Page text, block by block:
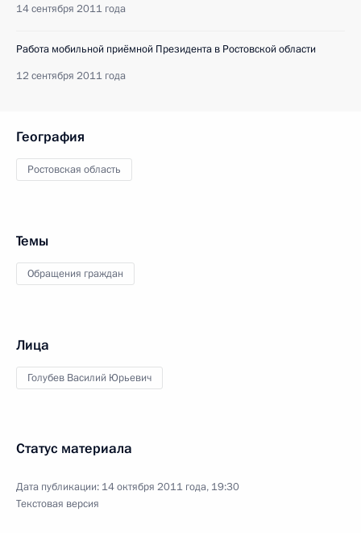
14 сентября 2011 года
Работа мобильной приёмной Президента в Ростовской области
12 сентября 2011 года
География
Ростовская область
Темы
Обращения граждан
Лица
Голубев Василий Юрьевич
Статус материала
Дата публикации: 14 октября 2011 года, 19:30
Текстовая версия